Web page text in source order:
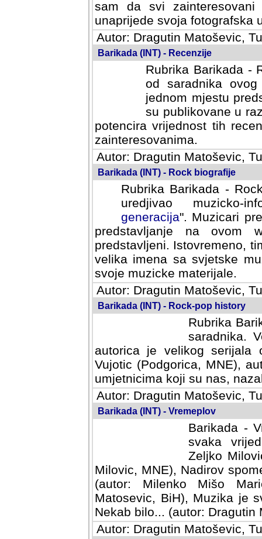
svi zainteresovani
svoja fotografska umijeca.
Autor: Dragutin Matoševic,
Barikada (INT) - Recenzije
Rubrika Barikada -
od saradnika
jednom mjestu
su publikovane u
potencira vrijednost tih
zainteresovanima.
Autor: Dragutin Matoševic,
Barikada (INT) - Rock biografije
Rubrika Barikada -
uredjivao muzicko-
Muzicari predstavljeni u
na ovom web portalu
Istovremeno, tim nacinom
sa svjetske muzicke scene
materijale.
Autor: Dragutin Matoševic,
Barikada (INT) - Rock-pop history
Rubrika
saradnika.
autorica je velikog serijala
Vujotic (Podgorica, MNE),
umjetnicima koji su nas,
Autor: Dragutin Matoševic,
Barikada (INT) - Vremeplov
Barikada -
svaka
Milovic,
MNE), Nadirov spomenar
Milenko Mišo Maric, UK),
Muzika je svirala (autor:
(autor: Dragutin Matosevic,
Autor: Dragutin Matoševic,